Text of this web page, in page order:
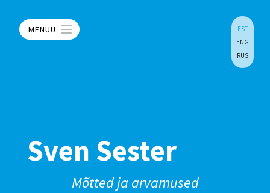
MENÜÜ
EST
ENG
RUS
Sven Sester
Mõtted ja arvamused